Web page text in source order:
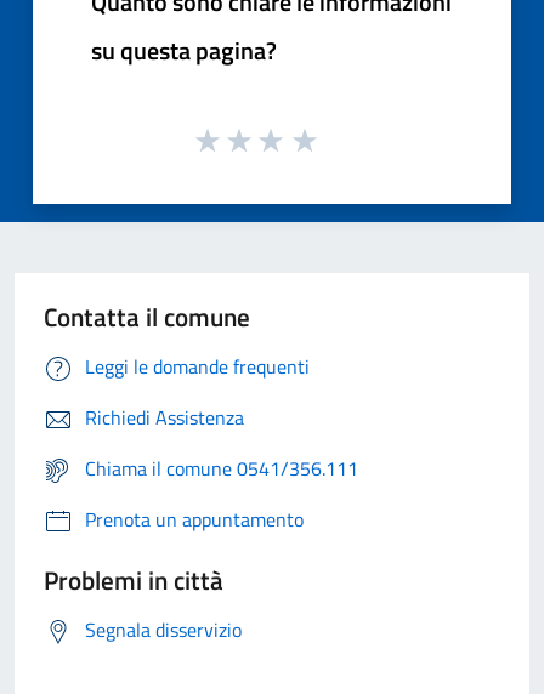
su questa pagina?
Contatta il comune
Leggi le domande frequenti
Richiedi Assistenza
Chiama il comune 0541/356.111
Prenota un appuntamento
Problemi in città
Segnala disservizio